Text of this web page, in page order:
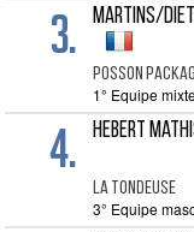
3. MARTINS/
POSSON
1° Equipe
4. HEBERT
LA TONDEUSE
3° Equipe